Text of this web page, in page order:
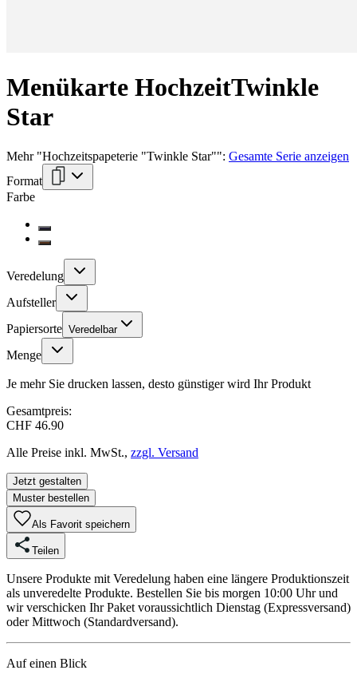
Menükarte HochzeitTwinkle
Star
Mehr"Hochzeitspapeterie "Twinkle Star"": Gesamte Serie anzeigen
Format
Farbe
Veredelung
Aufsteller
Papiersorte Veredelbar
Menge
Je mehr Sie drucken lassen, desto günstiger wird Ihr Produkt
Gesamtpreis:
CHF 46.90
Alle Preise inkl. MwSt., zzgl. Versand
Jetzt gestalten
Muster bestellen
Als Favorit speichern
Teilen
Unsere Produkte mit Veredelung haben eine längere Produktionszeit
als unveredelte Produkte. Bestellen Sie bis morgen 10:00 Uhr und
wir verschicken Ihr Paket voraussichtlich Dienstag (Expressversand)
oder Mittwoch (Standardversand).
Auf einen Blick